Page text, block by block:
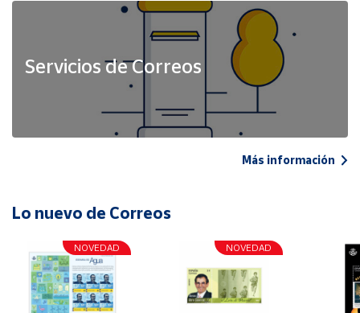
Servicios de Correos
Más información
Lo nuevo de Correos
NOVEDAD NOVEDAD